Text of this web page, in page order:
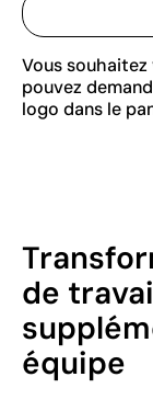
Vous
pouvez
logo dans le
de
équipe